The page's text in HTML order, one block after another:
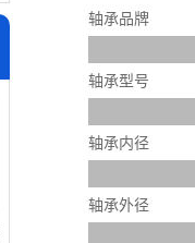
轴承品牌
轴承型号
轴承内径
轴承外径